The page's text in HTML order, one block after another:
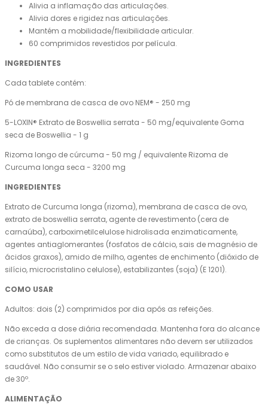
Alivia a inflamação das articulações.
Alivia dores e rigidez nas articulações.
Mantém a mobilidade/flexibilidade articular.
60 comprimidos revestidos por película.
INGREDIENTES
Cada tablete contém:
Pó de membrana de casca de ovo NEM® - 250 mg
5-LOXIN® Extrato de Boswellia serrata - 50 mg/equivalente Goma
seca de Boswellia - 1 g
Rizoma longo de cúrcuma - 50 mg / equivalente Rizoma de
Curcuma longa seca - 3200 mg
INGREDIENTES
Extrato de Curcuma longa (rizoma), membrana de casca de ovo,
extrato de boswellia serrata, agente de revestimento (cera de
carnaúba), carboximetilcelulose hidrolisada enzimaticamente,
agentes antiaglomerantes (fosfatos de cálcio, sais de magnésio de
ácidos graxos), amido de milho, agentes de enchimento (dióxido de
silício, microcristalino celulose), estabilizantes (soja) (E 1201).
COMO USAR
Adultos: dois (2) comprimidos por dia após as refeições.
Não exceda a dose diária recomendada. Mantenha fora do alcance
de crianças. Os suplementos alimentares não devem ser utilizados
como substitutos de um estilo de vida variado, equilibrado e
saudável. Não consumir se o selo estiver violado. Armazenar abaixo
de 30º.
ALIMENTAÇÃO